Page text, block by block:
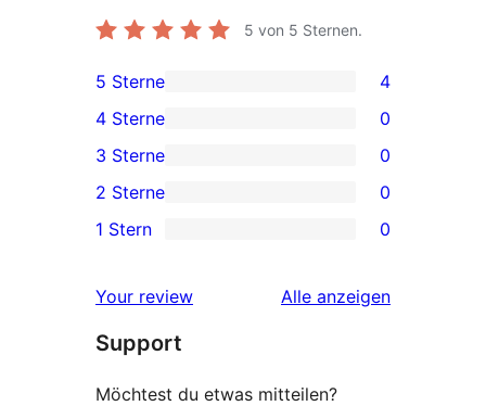
5 von 5 Sternen.
4 5-
Sterne-
Rezensionen
5 Sterne 4
0 4-
Sterne-
Rezensionen
4 Sterne 0
0 3-
Sterne-
Rezensionen
3 Sterne 0
0 2-
Sterne-
2 Sterne 0
0 1-
Rezensionen
1 Stern 0
Your review Alle Rezensionen
anzeigen
Support
Möchtest du etwas mitteilen?